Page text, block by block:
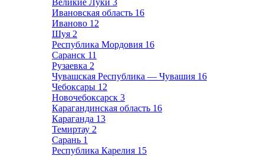
Великие Луки 3
Ивановская область 16
Иваново 12
Шуя 2
Республика Мордовия 16
Саранск 11
Рузаевка 2
Чувашская Республика — Чувашия 16
Чебоксары 12
Новочебоксарск 3
Карагандинская область 16
Караганда 13
Темиртау 2
Сарань 1
Республика Карелия 15